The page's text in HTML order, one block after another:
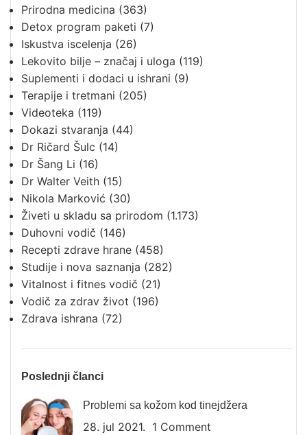
Prirodna medicina (363)
Detox program paketi (7)
Iskustva iscelenja (26)
Lekovito bilje – značaj i uloga (119)
Suplementi i dodaci u ishrani (9)
Terapije i tretmani (205)
Videoteka (119)
Dokazi stvaranja (44)
Dr Ričard Šulc (14)
Dr Šang Li (16)
Dr Walter Veith (15)
Nikola Marković (30)
Živeti u skladu sa prirodom (1.173)
Duhovni vodič (146)
Recepti zdrave hrane (458)
Studije i nova saznanja (282)
Vitalnost i fitnes vodič (21)
Vodič za zdrav život (196)
Zdrava ishrana (72)
Poslednji članci
Problemi sa kožom kod tinejdžera
28. jul 2021. 1 Comment